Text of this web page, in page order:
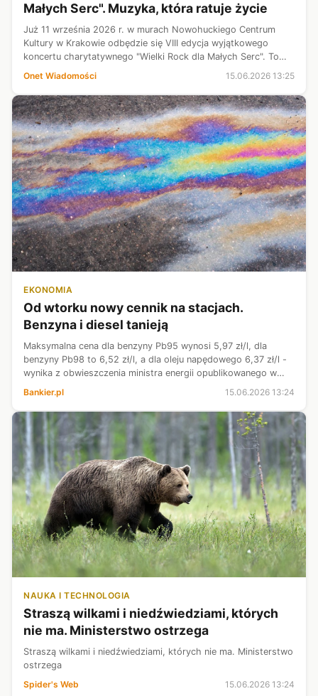
Małych Serc". Muzyka, która ratuje życie
Już 11 września 2026 r. w murach Nowohuckiego Centrum
Kultury w Krakowie odbędzie się VIII edycja wyjątkowego
koncertu charytatywnego "Wielki Rock dla Małych Serc". To
wydarzenie od lat łączy miłośników dobrej muzyki, ludzi
Onet Wiadomości 15.06.2026 13:25
EKONOMIA
Od wtorku nowy cennik na stacjach.
Benzyna i diesel tanieją
Maksymalna cena dla benzyny Pb95 wynosi 5,97 zł/l, dla
benzyny Pb98 to 6,52 zł/l, a dla oleju napędowego 6,37 zł/l -
wynika z obwieszczenia ministra energii opublikowanego w
Monitorze Polskim. Ceny te będą obowiązywać we wtorek, 16
czerwca.
Bankier.pl 15.06.2026 13:24
NAUKA I TECHNOLOGIA
Straszą wilkami i niedźwiedziami, których
nie ma. Ministerstwo ostrzega
Straszą wilkami i niedźwiedziami, których nie ma. Ministerstwo
ostrzega
Spider's Web
15.06.2026 13:24